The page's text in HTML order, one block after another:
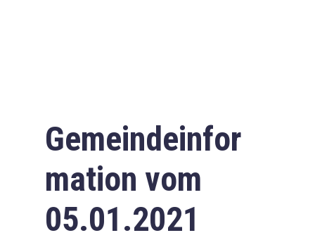
Gemeindeinfor
mation vom
05.01.2021